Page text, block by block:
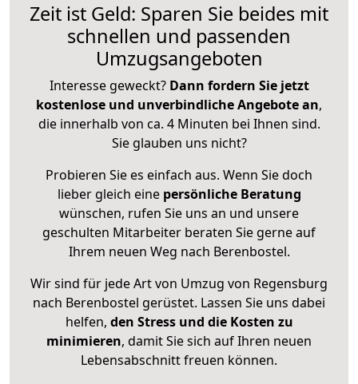
Zeit ist Geld: Sparen Sie beides mit
schnellen und passenden
Umzugsangeboten
Interesse geweckt? Dann fordern Sie jetzt
kostenlose und unverbindliche Angebote an,
die innerhalb von ca. 4 Minuten bei Ihnen sind.
Sie glauben uns nicht?
Probieren Sie es einfach aus. Wenn Sie doch
lieber gleich eine persönliche Beratung
wünschen, rufen Sie uns an und unsere
geschulten Mitarbeiter beraten Sie gerne auf
Ihrem neuen Weg nach Berenbostel.
Wir sind für jede Art von Umzug von Regensburg
nach Berenbostel gerüstet. Lassen Sie uns dabei
helfen, den Stress und die Kosten zu
minimieren, damit Sie sich auf Ihren neuen
Lebensabschnitt freuen können.